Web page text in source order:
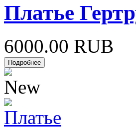
Платье
6000.00 RUB